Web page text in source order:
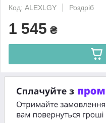
Код: ALEXLGY
Роздріб
1 545 ₴